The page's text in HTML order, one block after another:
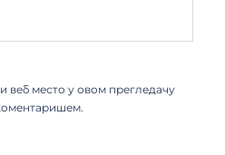
веб место у овом прегледачу